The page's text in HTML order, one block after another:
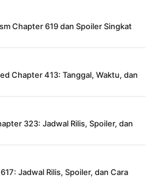
Chapter 619 dan Spoiler Singkat
Chapter 413: Tanggal, Waktu, dan
323: Jadwal Rilis, Spoiler, dan
Jadwal Rilis, Spoiler, dan Cara